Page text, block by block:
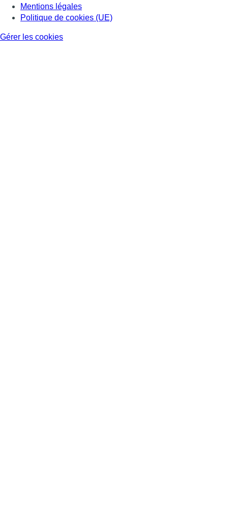
Mentions légales
Politique de cookies (UE)
Gérer les cookies